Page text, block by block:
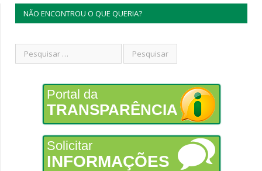
NÃO ENCONTROU O QUE QUERIA?
Portal da
TRANSPARÊNCIA
Solicitar
INFORMAÇÕES